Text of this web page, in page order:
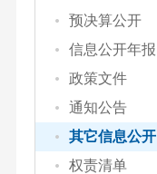
预决算公开
信息公开年报
政策文件
通知公告
其它信息公开
权责清单